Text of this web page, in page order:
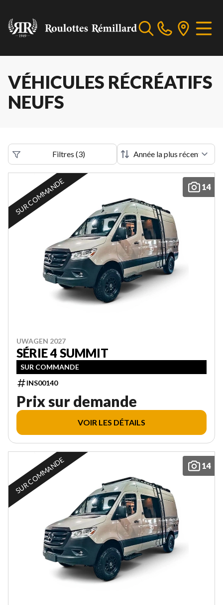
VÉHICULES RÉCRÉATIFS
NEUFS
Filtres (3)
14
SUR COMMANDE
UWAGEN 2027
SÉRIE 4 SUMMIT
SUR COMMANDE
INS00140
Prix sur demande
VOIR LES DÉTAILS
14
SUR COMMANDE